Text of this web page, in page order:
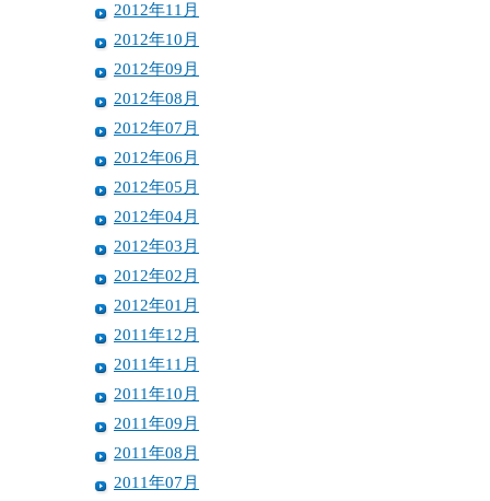
2012年11月
2012年10月
2012年09月
2012年08月
2012年07月
2012年06月
2012年05月
2012年04月
2012年03月
2012年02月
2012年01月
2011年12月
2011年11月
2011年10月
2011年09月
2011年08月
2011年07月